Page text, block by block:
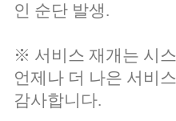
인 순단 발생.
※ 서비스 재개는 시
언제나 더 나은 서비
감사합니다.